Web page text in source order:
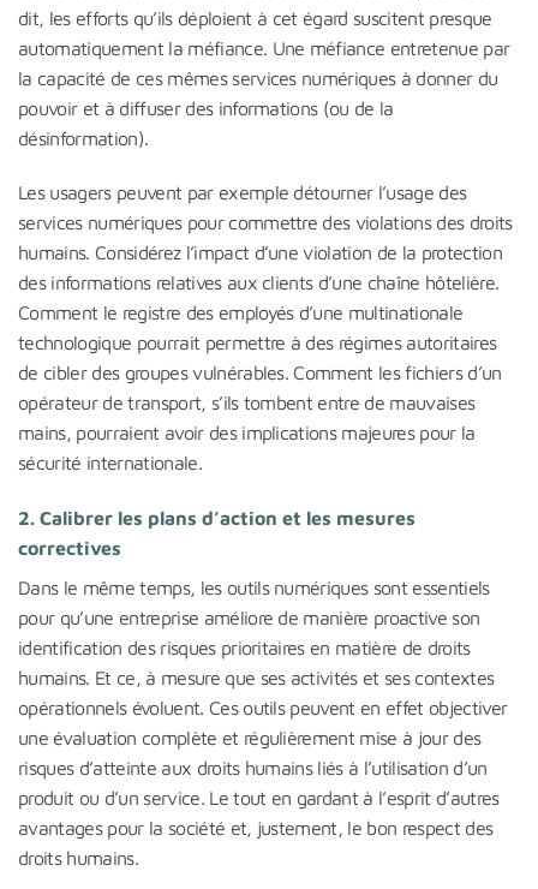
dit, les efforts qu’ils déploient à cet égard suscitent presque
automatiquement la méfiance. Une méfiance entretenue par
la capacité de ces mêmes services numériques à donner du
pouvoir et à diffuser des informations (ou de la
désinformation).
Les usagers peuvent par exemple détourner l’usage des
services numériques pour commettre des violations des droits
humains. Considérez l’impact d’une violation de la protection
des informations relatives aux clients d’une chaîne hôtelière.
Comment le registre des employés d’une multinationale
technologique pourrait permettre à des régimes autoritaires
de cibler des groupes vulnérables. Comment les fichiers d’un
opérateur de transport, s’ils tombent entre de mauvaises
mains, pourraient avoir des implications majeures pour la
sécurité internationale.
2. Calibrer les plans d’action et les mesures
correctives
Dans le même temps, les outils numériques sont essentiels
pour qu’une entreprise améliore de manière proactive son
identification des risques prioritaires en matière de droits
humains. Et ce, à mesure que ses activités et ses contextes
opérationnels évoluent. Ces outils peuvent en effet objectiver
une évaluation complète et régulièrement mise à jour des
risques d’atteinte aux droits humains liés à l’utilisation d’un
produit ou d’un service. Le tout en gardant à l’esprit d’autres
avantages pour la société et, justement, le bon respect des
droits humains.